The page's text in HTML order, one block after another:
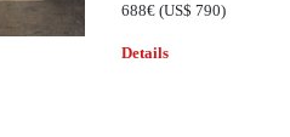
688€ (US$ 790)
Details